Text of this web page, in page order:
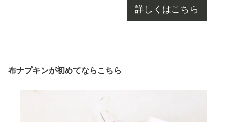
詳しくはこちら
布ナプキンが初めてならこちら